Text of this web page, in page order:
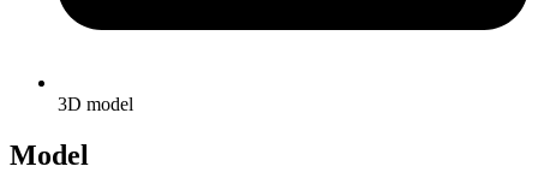
3D model
Model